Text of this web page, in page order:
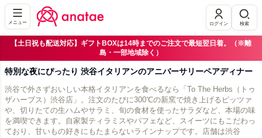
メニュー ログイン 検索
【土日祝も配送対応】ギフトBOXは14時までのご注文で最短翌日着。（※離
島・一部地域除く）
特別な夜にぴったり 渋谷イタリアンのアニバーサリーペアディナー
渋谷で外さずおいしい本格イタリアンを食べるなら「To The Herbs（トゥ
ザハーブス）渋谷店」。注文のたびに300℃の新窯で焼き上げるピッツァ
や、切りたての生ハムやサラミ、旬の食材を使ったサラダなど、本場の味
を満喫できます。自家製ティラミスやパフェなど、スイーツにもこだわっ
ており、甘いもの好きにもたまらないラインナップです。店舗は渋谷